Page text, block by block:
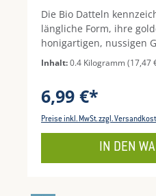
Die Bio Datteln
längliche Form, ihre
honigartigen, nussigen
Datteln kommen aus
Landwirtschaft von
bio-dynamischen
deren Früchte
Inhalt:0.4 Kilogramm(17,47
6,99 €*
Preise inkl. MwSt. zzgl.
IN DEN